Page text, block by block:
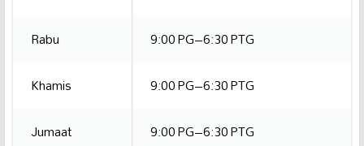
Rabu
9:00 PG–6:30 PTG
Khamis
9:00 PG–6:30 PTG
Jumaat
9:00 PG–6:30 PTG